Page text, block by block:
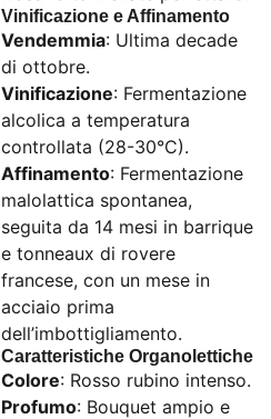
Vinificazione e Affinamento
Vendemmia: Ultima decade
di ottobre.
Vinificazione: Fermentazione
alcolica a temperatura
controllata (28-30°C).
Affinamento: Fermentazione
malolattica spontanea,
seguita da 14 mesi in barrique
e tonneaux di rovere
francese, con un mese in
acciaio prima
dell’imbottigliamento.
Caratteristiche Organolettiche
Colore: Rosso rubino intenso.
Profumo: Bouquet ampio e